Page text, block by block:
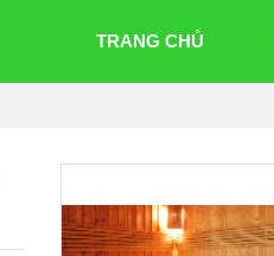
TRANG CHỦ